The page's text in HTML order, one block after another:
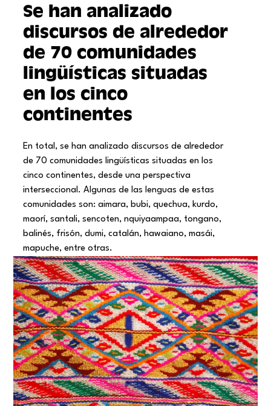
Se han analizado
discursos de alrededor
de 70 comunidades
lingüísticas situadas
en los cinco
continentes
En total, se han analizado discursos de alrededor
de 70 comunidades lingüísticas situadas en los
cinco continentes, desde una perspectiva
interseccional. Algunas de las lenguas de estas
comunidades son: aimara, bubi, quechua, kurdo,
maorí, santali, sencoten, nquiyaampaa, tongano,
balinés, frisón, dumi, catalán, hawaiano, masái,
mapuche, entre otras.